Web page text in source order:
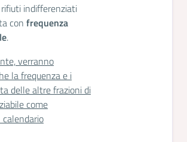
indifferenziati
con frequenza
.
verranno
la frequenza e i
delle altre frazioni di
come